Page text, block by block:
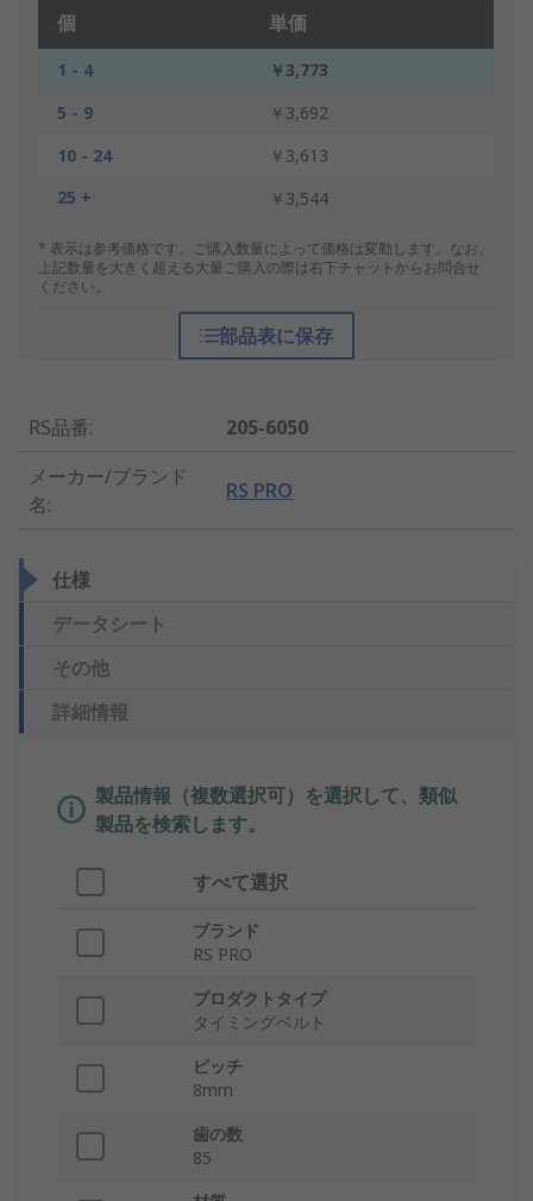
個 単価
1 - 4
￥3,773
5 - 9
￥3,692
10 - 24
￥3,613
25 +
￥3,544
* 表示は参考価格です。ご購入数量によって価格は変動します。なお、
上記数量を大きく超える大量ご購入の際は右下チャットからお問合せ
ください。
部品表に保存
RS品番:
205-6050
メーカー/ブランド
名:
RS PRO
仕様
データシート
その他
詳細情報
製品情報（複数選択可）を選択して、類似
製品を検索します。
すべて選択
ブランド
RS PRO
プロダクトタイプ
タイミングベルト
ピッチ
8mm
歯の数
85